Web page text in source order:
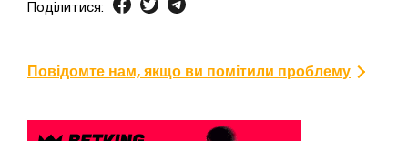
Поділитися:
Повідомте нам, якщо ви помітили проблему